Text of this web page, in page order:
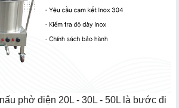
phở điện 20L - 30L - 50L là bước đi